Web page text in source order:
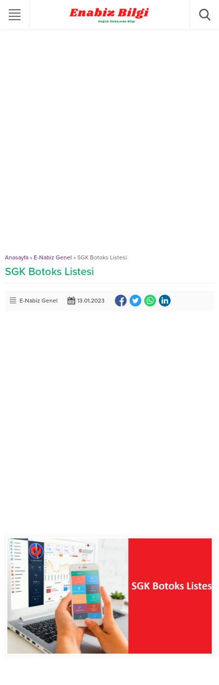
Anasayfa » E-Nabiz Genel » SGK Botoks Listesi
SGK Botoks Listesi
E-Nabiz Genel 13.01.2023